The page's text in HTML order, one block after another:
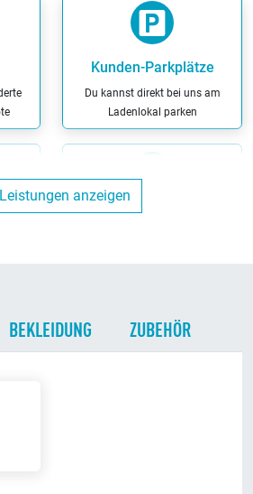
Kunden-Parkplätze
Du kannst direkt bei uns am
Ladenlokal parken
Bargeldlos zahlen
anzeigen
BEKLEIDUNG ZUBEHÖR